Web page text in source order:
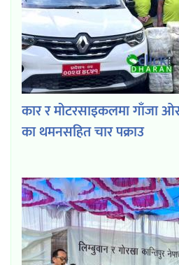
कार र मोटरसाइकलमा गाँजा
का थमनसहित चार पक्राउ